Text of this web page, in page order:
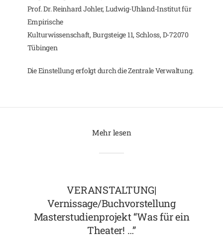
Prof. Dr. Reinhard Johler, Ludwig-Uhland-Institut für
Empirische
Kulturwissenschaft, Burgsteige 11, Schloss, D-72070
Tübingen
Die Einstellung erfolgt durch die Zentrale Verwaltung.
Mehr lesen
VERANSTALTUNG|
Vernissage/Buchvorstellung
Masterstudienprojekt “Was für ein
Theater! …”